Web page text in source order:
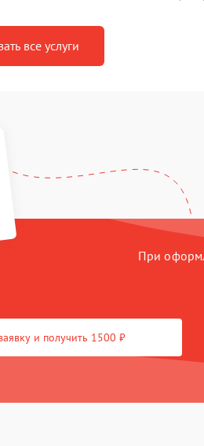
все услуги
При
и получить 1500 ₽